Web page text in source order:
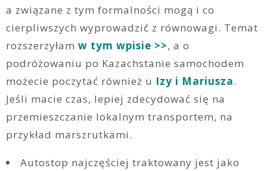
a związane z tym formalności mogą i co
cierpliwszych wyprowadzić z równowagi. Temat
rozszerzyłam w tym wpisie >>, a o
podróżowaniu po Kazachstanie samochodem
możecie poczytać również u Izy i Mariusza.
Jeśli macie czas, lepiej zdecydować się na
przemieszczanie lokalnym transportem, na
przykład marszrutkami.
Autostop najczęściej traktowany jest jako